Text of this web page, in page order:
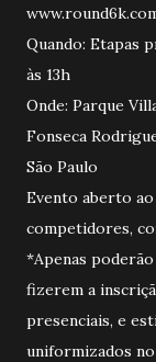
Quando: Etapas
às 13h
Onde: Parque
Fonseca
São Paulo
Evento aberto
competidores,
*Apenas
fizerem a
presenciais, e
uniformizados